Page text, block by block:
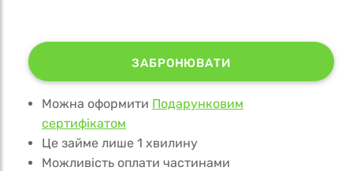
ЗАБРОНЮВАТИ
Можна оформити Подарунковим
сертифікатом
Це займе лише 1 хвилину
Можливість оплати частинами